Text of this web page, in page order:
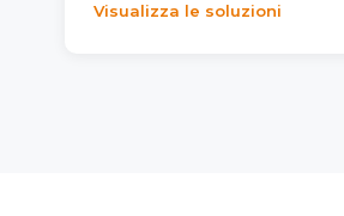
Visualizza le soluzioni